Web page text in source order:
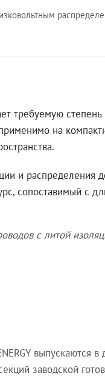
требуемую
на
и
сопоставимый с
с литой
заводской